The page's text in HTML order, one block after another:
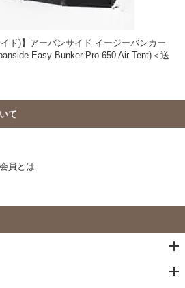
ド)】アーバンサイド イージーバンカー
Easy Bunker Pro 650 Air Tent)＜送
て
員とは